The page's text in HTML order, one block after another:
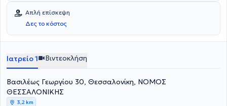
πτυχιούχος της Ιατρικής Σχολής του Αριστοτελείου Πανεπιστημίου
Θεσσαλονίκης. Ειδικεύτηκε στην Καρδιολογία στο Γενικό
Νοσοκομείο Θεσσαλονίκης "Γ. Παπανικολάου" και μετεκπαιδεύτηκε
στην Εντατική Μονάδα του Peterborough District Hospital στο
Σουηδίας. Ο γιατρός διετέλεσε Επιμελητής για 20 έτη στο Γενικό
Νοσοκομείο Θεσσαλονίκης "Άγιος Παύλος" και Συντονιστής
Νοσοκομείου Χαλκιδικής. Στο ιδιωτικό του ιατρείο προσφέρει
πλήθος υπηρεσιών, σεβόμενος τις ανάγκες εκάστοτε ασθενούς.
Απλή επίσκεψη
Δες το κόστος
Ιατρείο 1 Βιντεοκλήση
Βασιλέως Γεωργίου 30, Θεσσαλονίκη, ΝΟΜΟΣ
ΘΕΣΣΑΛΟΝΙΚΗΣ
3,2 km